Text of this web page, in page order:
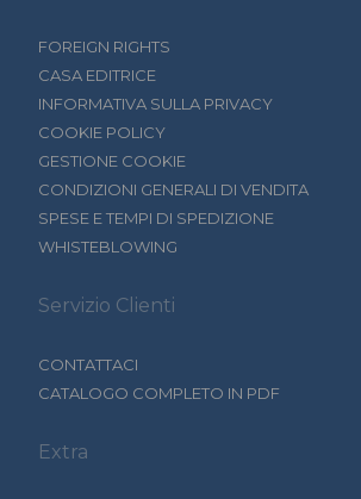
FOREIGN RIGHTS
CASA EDITRICE
INFORMATIVA SULLA PRIVACY
COOKIE POLICY
GESTIONE COOKIE
CONDIZIONI GENERALI DI VENDITA
SPESE E TEMPI DI SPEDIZIONE
WHISTEBLOWING
Servizio Clienti
CONTATTACI
CATALOGO COMPLETO IN PDF
Extra